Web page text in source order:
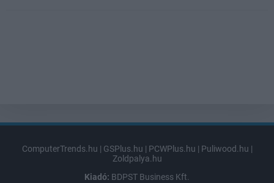
ComputerTrends.hu | GSPlus.hu | PCWPlus.hu | Puliwood.hu |
Zoldpalya.hu
Kiadó: BDPST Business Kft.